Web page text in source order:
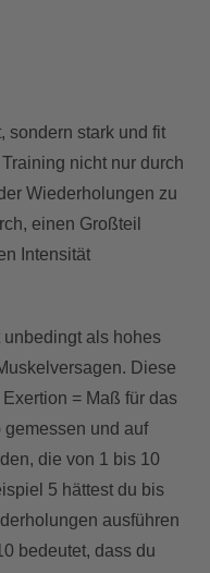
sondern stark und fit
nicht nur durch
Wiederholungen zu
einen Großteil
Intensität
als hohes
Diese
= Maß für das
und auf
die von 1 bis 10
5 hättest du bis
ausführen
bedeutet, dass du